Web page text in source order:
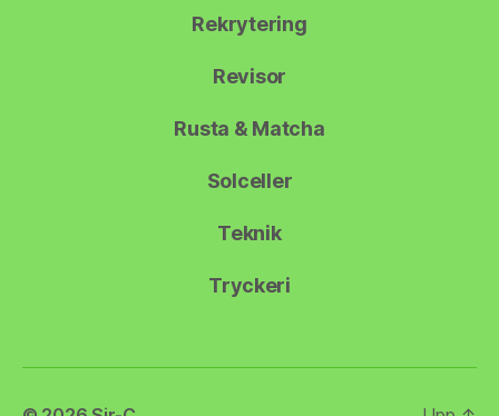
Rekrytering
Revisor
Rusta & Matcha
Solceller
Teknik
Tryckeri